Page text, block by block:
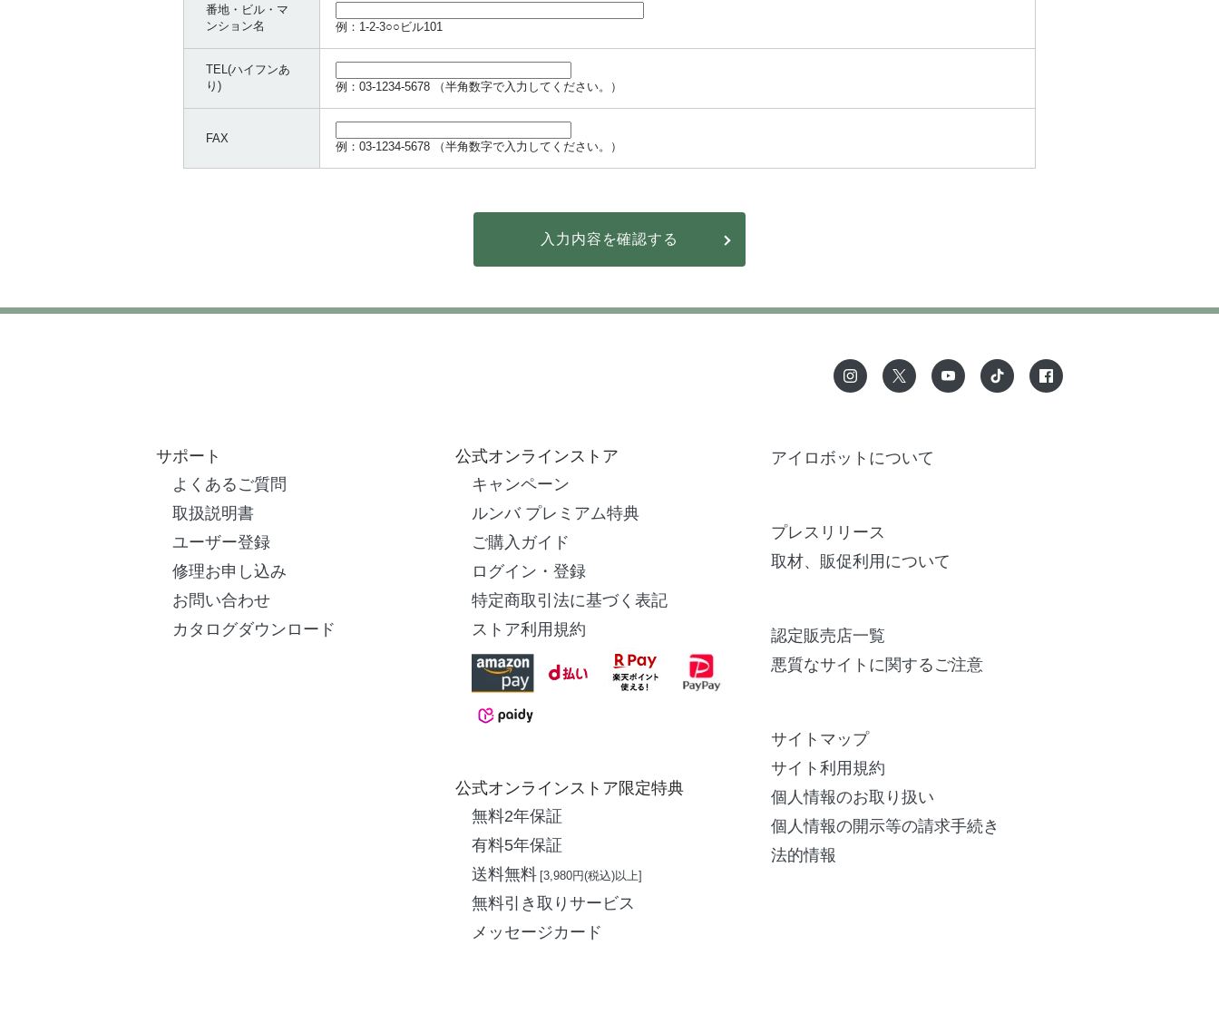
番地・ビル・マ
ンション名
例：1-2-3○○ビル101
TEL(ハイフンあ
り)
例：03-1234-5678 （半角数字で入力してください。）
FAX
例：03-1234-5678 （半角数字で入力してください。）
入力内容を確認する
サポート
よくあるご質問
取扱説明書
ユーザー登録
修理お申し込み
お問い合わせ
カタログダウンロード
公式オンラインストア
キャンペーン
ルンバ プレミアム特典
ご購入ガイド
ログイン・登録
特定商取引法に基づく表記
ストア利用規約
公式オンラインストア限定特典
無料2年保証
有料5年保証
送料無料 [3,980円(税込)以上]
無料引き取りサービス
メッセージカード
アイロボットについて
プレスリリース
取材、販促利用について
認定販売店一覧
悪質なサイトに関するご注意
サイトマップ
サイト利用規約
個人情報のお取り扱い
個人情報の開示等の請求手続き
法的情報